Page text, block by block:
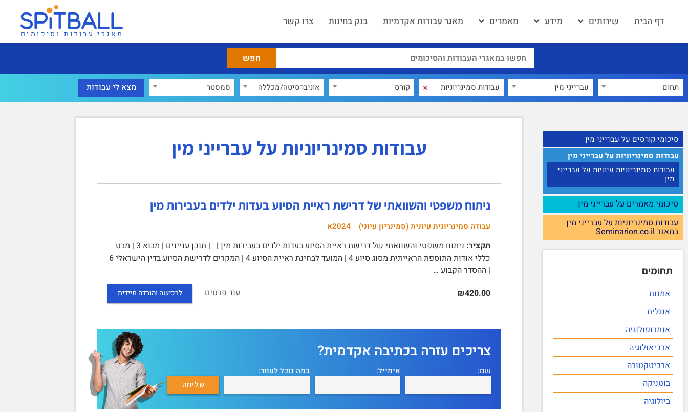
דף הבית שירותים מידע מאמרים מאגר עבודות אקדמיות בנק בחינות צרו קשר
מאגרי עבודות וסיכומים
תחום עברייני מין × קורס אוניברסיטה/מכללה סמסטר
סיכומי קורסים על עברייני מין
עבודות סמינריוניות על עברייני מין
עבודות סמינריוניות עיוניות על עברייני
מין
סיכומי מאמרים על עברייני מין
עבודות סמינריוניות על עברייני מין
במאגר Seminarion.co.il
תחומים
אמנות
אנגלית
אנתרופולוגיה
ארכיאולוגיה
ארכיטקטורה
בוטניקה
ביולוגיה
עבודות סמינריוניות על עברייני מין
ניתוח משפטי והשוואתי של דרישת ראיית הסיוע בעדות ילדים בעבירות מין
עבודה סמינריונית עיונית (סמינריון עיוני) 2024א
תקציר:
ניתוח משפטי והשוואתי של דרישת ראיית הסיוע בעדות ילדים בעבירות מין | | תוכן עניינים | מבוא 3 | מבט
כללי אודות התוספת הראייתית מסוג סיוע 4 | המועד לבחינת ראיית הסיוע 4 | המקרים לדרישת הסיוע בדין הישראלי 6
| ההסדר הקבוע …
₪420.00
עוד פרטים לרכישה והורדה מיידית
צריכים עזרה בכתיבה אקדמית?
שם: אימייל: במה נוכל לעזור: